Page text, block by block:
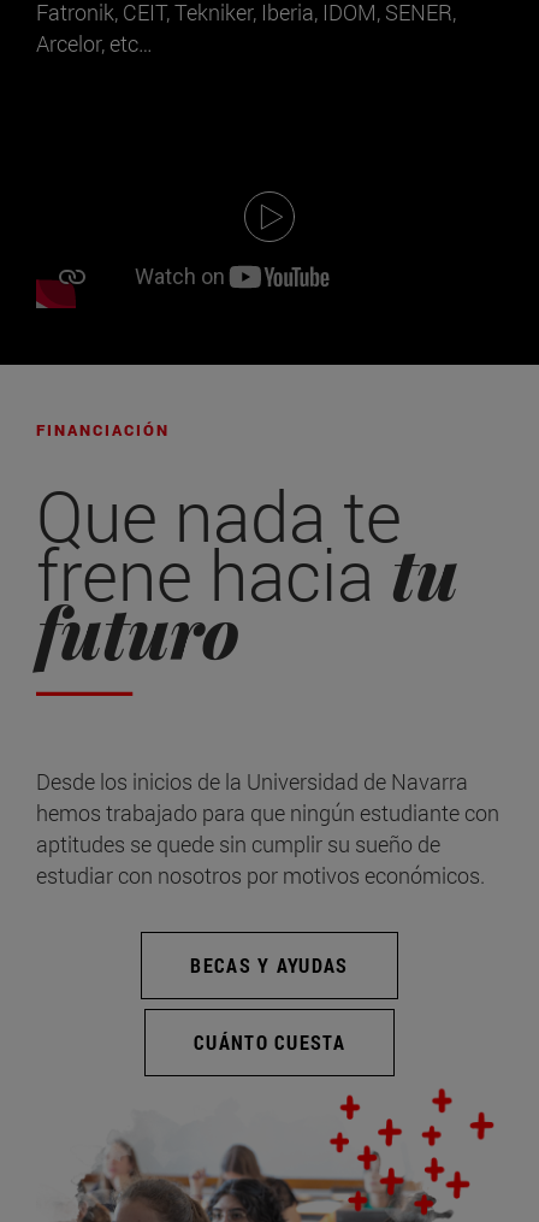
Fatronik, CEIT, Tekniker, Iberia, IDOM, SENER,
Arcelor, etc…
FINANCIACIÓN
Que nada te
frene haciatu
futuro
Desde los inicios de la Universidad de Navarra
hemos trabajado para que ningún estudiante con
aptitudes se quede sin cumplir su sueño de
estudiar con nosotros por motivos económicos.
BECAS Y AYUDAS
CUÁNTO CUESTA